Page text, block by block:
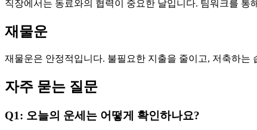
직장에서는 동료와의 협력이 중요한 날입니다. 팀워크를
재물운
재물운은 안정적입니다. 불필요한 지출을 줄이고, 저축하
자주 묻는 질문
Q1: 오늘의 운세는 어떻게 확인하나요?